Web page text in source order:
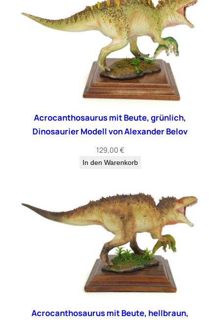
Acrocanthosaurus mit Beute, grünlich,
Dinosaurier Modell von Alexander Belov
129,00 €
In den Warenkorb
Acrocanthosaurus mit Beute, hellbraun,